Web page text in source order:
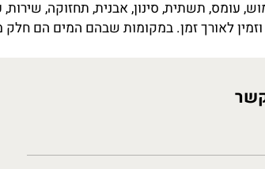
בין צורך, תקציב, תשתית, תחזוקה
לאורך זמן. במקומות שבהם המים הם חלק